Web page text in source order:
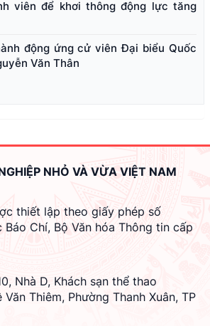
viên để khơi thông động lực tăng
động ứng cử viên Đại biểu Quốc
Văn Thân
NHỎ VÀ VỪA VIỆT NAM
thiết lập theo giấy phép số
Báo Chí, Bộ Văn hóa Thông tin cấp
Nhà D, Khách sạn thể thao
Văn Thiêm, Phường Thanh Xuân, TP